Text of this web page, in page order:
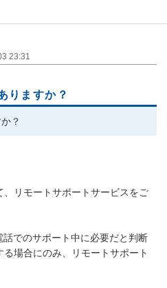
23:31
りますか？
？
リモートサポートサービスをご
でのサポート中に必要だと判断
場合にのみ、リモートサポート